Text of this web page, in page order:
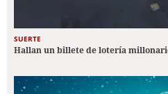
SUERTE
Hallan un billete de lotería